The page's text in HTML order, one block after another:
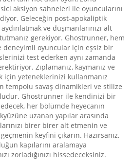
aksiyon sahneleri ile oyuncularını
Geleceğin post-apokaliptik
ve düşmanlarınızı alt
gerekiyor. Ghostrunner, hem
deneyimli oyuncular için eşsiz bir
test ederken aynı zamanda
Zıplamanız, kaymanız ve
için yeteneklerinizi kullanmanız
tempolu savaş dinamikleri ve stilize
Ghostrunner ile kendinizi bir
her bölümde heyecanın
uzanan yapılar arasında
birer birer alt etmenin ve
keyfini çıkarın. Hazırsanız,
kapılarını aralamaya
zorladığınızı hissedeceksiniz.